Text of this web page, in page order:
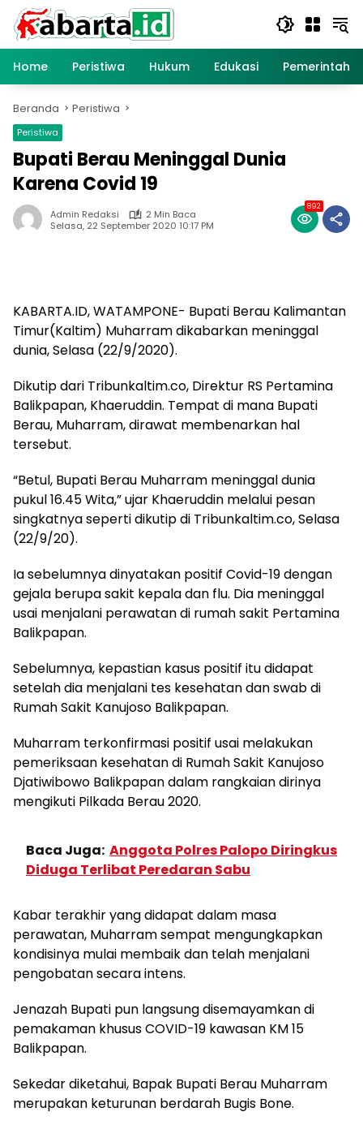
Langsung
konten
Home
Peristiwa Hukum Edukasi
Beranda Peristiwa
Peristiwa
Bupati Berau Meninggal Dunia
Karena Covid 19
Admin Redaksi
2 Min Baca
Selasa, 22 September 2020 10:17 PM
892
KABARTA.ID, WATAMPONE- Bupati Berau Kalimantan
Timur(Kaltim) Muharram dikabarkan meninggal
dunia, Selasa (22/9/2020).
Dikutip dari Tribunkaltim.co, Direktur RS Pertamina
Balikpapan, Khaeruddin. Tempat di mana Bupati
Berau, Muharram, dirawat membenarkan hal
tersebut.
“Betul, Bupati Berau Muharram meninggal dunia
pukul 16.45 Wita,” ujar Khaeruddin melalui pesan
singkatnya seperti dikutip di Tribunkaltim.co, Selasa
(22/9/20).
Ia sebelumnya dinyatakan positif Covid-19 dengan
gejala berupa sakit kepala dan flu. Dia meninggal
usai menjalani perawatan di rumah sakit Pertamina
Balikpapan.
Sebelumnya, kepastian kasus positif itu didapat
setelah dia menjalani tes kesehatan dan swab di
Rumah Sakit Kanujoso Balikpapan.
Muharram terkonfirmasi positif usai melakukan
pemeriksaan kesehatan di Rumah Sakit Kanujoso
Djatiwibowo Balikpapan dalam rangkaian dirinya
mengikuti Pilkada Berau 2020.
Baca Juga: Anggota Polres Palopo Diringkus
Diduga Terlibat Peredaran Sabu
Kabar terakhir yang didapat dalam masa
perawatan, Muharram sempat mengungkapkan
kondisinya mulai membaik dan telah menjalani
pengobatan secara intens.
Jenazah Bupati pun langsung disemayamkan di
pemakaman khusus COVID-19 kawasan KM 15
Balikpapan.
Sekedar diketahui, Bapak Bupati Berau Muharram
merupakan keturunan berdarah Bugis Bone.